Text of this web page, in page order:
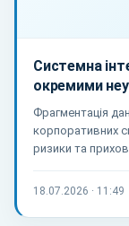
Системна
окремими
Фрагментація
корпоративних
ризики та
18.07.2026 · 11:49